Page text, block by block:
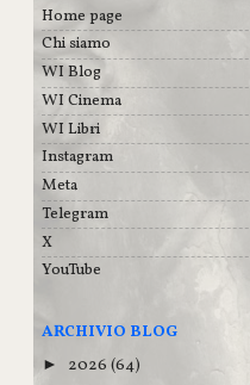
Home page
Chi siamo
WI Blog
WI Cinema
WI Libri
Instagram
Meta
Telegram
X
YouTube
ARCHIVIO BLOG
► 2026 (64)